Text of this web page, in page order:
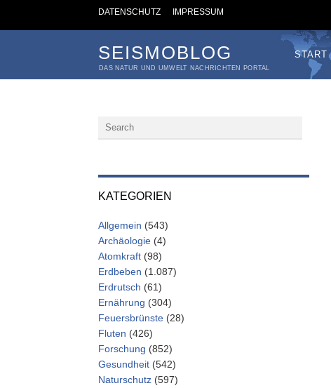
DATENSCHUTZ IMPRESSUM
SEISMOBLOG
DAS NATUR UND UMWELT NACHRICHTEN PORTAL
START
KATEGORIEN
Allgemein (543)
Archäologie (4)
Atomkraft (98)
Erdbeben (1.087)
Erdrutsch (61)
Ernährung (304)
Feuersbrünste (28)
Fluten (426)
Forschung (852)
Gesundheit (542)
Naturschutz (597)